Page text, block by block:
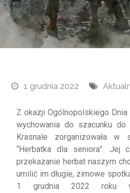
1 grudnia 2022
Z okazji Ogólnopolskiego
wychowania do szacunku
Krasnale zorganizowała w
“Herbatka dla seniora”. Jej
przekazanie herbat naszym
umilić im długie, zimowe
1 grudnia 2022 roku